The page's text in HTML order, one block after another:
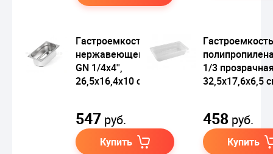
Гастроемкость из
нержавеющей стали
GN 1/4х4'',
26,5х16,4х10 см
547 руб.
Купить
1/3
32,5х17,6x6,5
458 руб.
Купить